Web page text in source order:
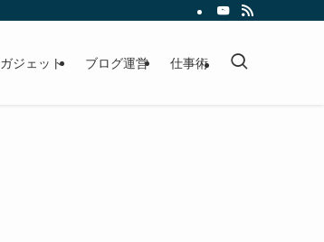
ガジェット ブログ運営 仕事術